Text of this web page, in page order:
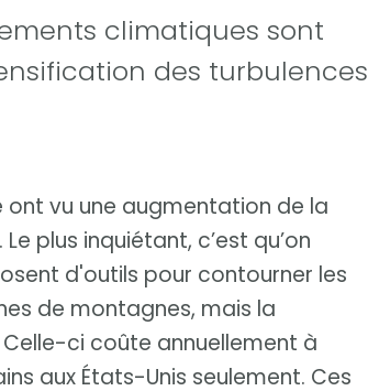
climatiques sont
des turbulences
vu une augmentation de la
plus inquiétant, c’est qu’on
d'outils pour contourner les
de montagnes, mais la
ci coûte annuellement à
aux États-Unis seulement. Ces